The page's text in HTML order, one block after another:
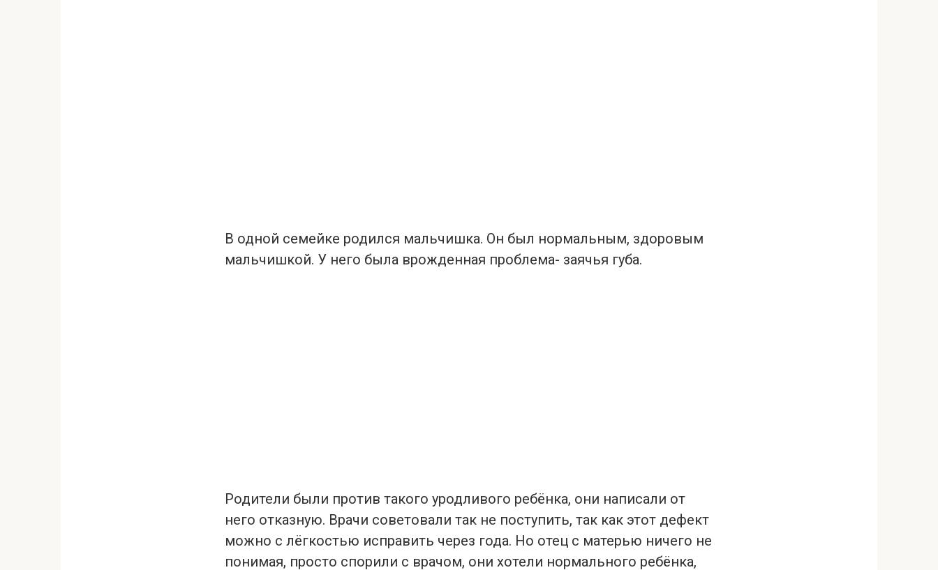
В одной семейке родился мальчишка. Он был нормальным, здоровым
мальчишкой. У него была врожденная проблема- заячья губа.
Родители были против такого уродливого ребёнка, они написали от
него отказную. Врачи советовали так не поступить, так как этот дефект
можно с лёгкостью исправить через года. Но отец с матерью ничего не
понимая, просто спорили с врачом, они хотели нормального ребёнка,